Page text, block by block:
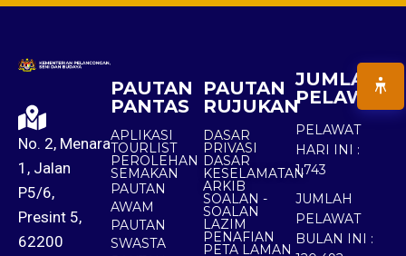
No. 2, Menara
1, Jalan
P5/6,
Presint 5,
62200
PAUTAN
PANTAS
APLIKASI
TOURLIST
PEROLEHAN
SEMAKAN
PAUTAN
AWAM
PAUTAN
SWASTA
PAUTAN
RUJUKAN
DASAR
PRIVASI
DASAR
KESELAMATAN
ARKIB
SOALAN -
SOALAN
LAZIM
PENAFIAN
PETA LAMAN
JUMLAH
PELAWAT
PELAWAT
HARI INI :
1,743
JUMLAH
PELAWAT
BULAN INI :